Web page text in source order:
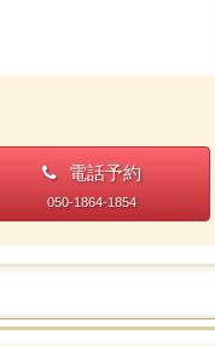
電話予約
050-1864-1854